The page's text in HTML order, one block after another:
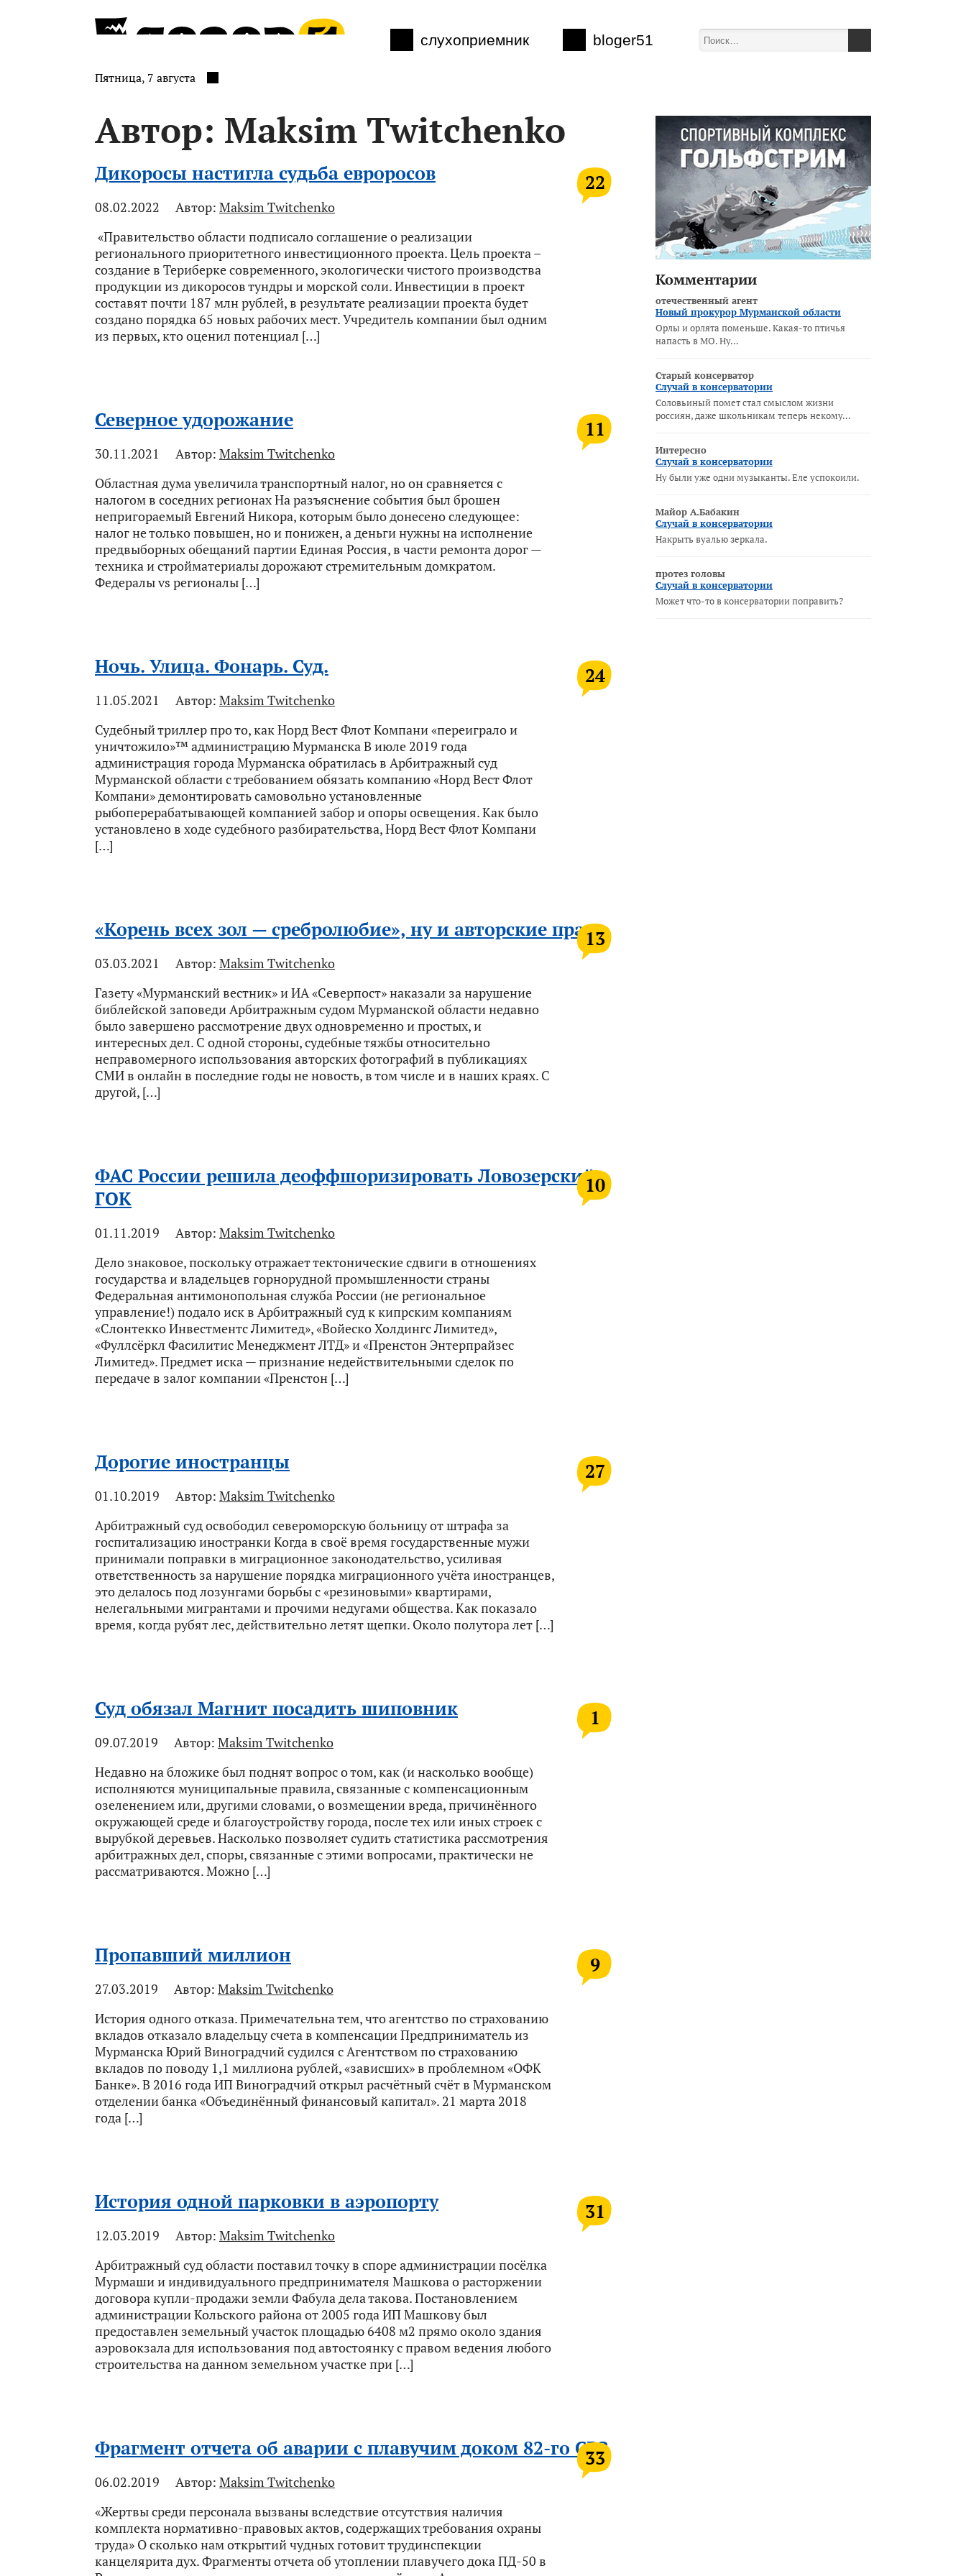
слухоприемник bloger51
Пятница, 7 августа
Автор: Maksim Twitchenko
Дикоросы настигла судьба евроросов 22
08.02.2022 Автор: Maksim Twitchenko
«Правительство области подписало соглашение о реализации
регионального приоритетного инвестиционного проекта. Цель проекта –
создание в Териберке современного, экологически чистого производства
продукции из дикоросов тундры и морской соли. Инвестиции в проект
составят почти 187 млн рублей, в результате реализации проекта будет
создано порядка 65 новых рабочих мест. Учредитель компании был одним
из первых, кто оценил потенциал […]
Северное удорожание 11
30.11.2021 Автор: Maksim Twitchenko
Областная дума увеличила транспортный налог, но он сравняется с
налогом в соседних регионах На разъяснение события был брошен
непригораемый Евгений Никора, которым было донесено следующее:
налог не только повышен, но и понижен, а деньги нужны на исполнение
предвыборных обещаний партии Единая Россия, в части ремонта дорог —
техника и стройматериалы дорожают стремительным домкратом.
Федералы vs регионалы […]
Ночь. Улица. Фонарь. Суд. 24
11.05.2021 Автор: Maksim Twitchenko
Судебный триллер про то, как Норд Вест Флот Компани «переиграло и
уничтожило»™ администрацию Мурманска В июле 2019 года
администрация города Мурманска обратилась в Арбитражный суд
Мурманской области с требованием обязать компанию «Норд Вест Флот
Компани» демонтировать самовольно установленные
рыбоперерабатывающей компанией забор и опоры освещения. Как было
установлено в ходе судебного разбирательства, Норд Вест Флот Компани
[…]
«Корень всех зол — сребролюбие», ну и авторские права
13
03.03.2021 Автор: Maksim Twitchenko
Газету «Мурманский вестник» и ИА «Северпост» наказали за нарушение
библейской заповеди Арбитражным судом Мурманской области недавно
было завершено рассмотрение двух одновременно и простых, и
интересных дел. С одной стороны, судебные тяжбы относительно
неправомерного использования авторских фотографий в публикациях
СМИ в онлайн в последние годы не новость, в том числе и в наших краях. С
другой, […]
ФАС России решила деоффшоризировать Ловозерский
ГОК
10
01.11.2019 Автор: Maksim Twitchenko
Дело знаковое, поскольку отражает тектонические сдвиги в отношениях
государства и владельцев горнорудной промышленности страны
Федеральная антимонопольная служба России (не региональное
управление!) подало иск в Арбитражный суд к кипрским компаниям
«Слонтекко Инвестментс Лимитед», «Войеско Холдингс Лимитед»,
«Фуллсёркл Фасилитис Менеджмент ЛТД» и «Пренстон Энтерпрайзес
Лимитед». Предмет иска — признание недействительными сделок по
передаче в залог компании «Пренстон […]
Дорогие иностранцы 27
01.10.2019 Автор: Maksim Twitchenko
Арбитражный суд освободил североморскую больницу от штрафа за
госпитализацию иностранки Когда в своё время государственные мужи
принимали поправки в миграционное законодательство, усиливая
ответственность за нарушение порядка миграционного учёта иностранцев,
это делалось под лозунгами борьбы с «резиновыми» квартирами,
нелегальными мигрантами и прочими недугами общества. Как показало
время, когда рубят лес, действительно летят щепки. Около полутора лет […]
Суд обязал Магнит посадить шиповник 1
09.07.2019 Автор: Maksim Twitchenko
Недавно на бложике был поднят вопрос о том, как (и насколько вообще)
исполняются муниципальные правила, связанные с компенсационным
озеленением или, другими словами, о возмещении вреда, причинённого
окружающей среде и благоустройству города, после тех или иных строек c
вырубкой деревьев. Насколько позволяет судить статистика рассмотрения
арбитражных дел, споры, связанные с этими вопросами, практически не
рассматриваются. Можно […]
Пропавший миллион 9
27.03.2019 Автор: Maksim Twitchenko
История одного отказа. Примечательна тем, что агентство по страхованию
вкладов отказало владельцу счета в компенсации Предприниматель из
Мурманска Юрий Виноградчий судился с Агентством по страхованию
вкладов по поводу 1,1 миллиона рублей, «зависших» в проблемном «ОФК
Банке». В 2016 года ИП Виноградчий открыл расчётный счёт в Мурманском
отделении банка «Объединённый финансовый капитал». 21 марта 2018
года […]
История одной парковки в аэропорту 31
12.03.2019 Автор: Maksim Twitchenko
Арбитражный суд области поставил точку в споре администрации посёлка
Мурмаши и индивидуального предпринимателя Машкова о расторжении
договора купли-продажи земли Фабула дела такова. Постановлением
администрации Кольского района от 2005 года ИП Машкову был
предоставлен земельный участок площадью 6408 м2 прямо около здания
аэровокзала для использования под автостоянку с правом ведения любого
строительства на данном земельном участке при […]
Фрагмент отчета об аварии с плавучим доком 82-го СРЗ
33
06.02.2019 Автор: Maksim Twitchenko
«Жертвы среди персонала вызваны вследствие отсутствия наличия
комплекта нормативно-правовых актов, содержащих требования охраны
труда» О сколько нам открытий чудных готовит трудинспекции
канцелярита дух. Фрагменты отчета об утоплении плавучего дока ПД-50 в
Комментарии
отечественный агент
Новый прокурор Мурманской области
Орлы и орлята поменьше. Какая-то птичья
напасть в МО. Ну…
Старый консерватор
Случай в консерватории
Соловьиный помет стал смыслом жизни
россиян, даже школьникам теперь некому…
Интересно
Случай в консерватории
Ну были уже одни музыканты. Еле успокоили.
Майор А.Бабакин
Случай в консерватории
Накрыть вуалью зеркала.
протез головы
Случай в консерватории
Может что-то в консерватории поправить?